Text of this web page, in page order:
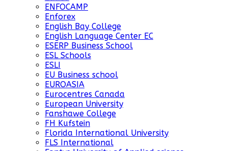
ENFOCAMP
Enforex
English Bay College
English Language Center EC
ESERP Business School
ESL Schools
ESLI
EU Business school
EUROASIA
Eurocentres Canada
European University
Fanshawe College
FH Kufstein
Florida International University
FLS International